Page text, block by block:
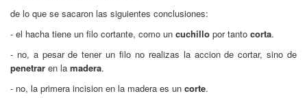
de lo que se sacaron las siguientes conclusiones:
- el hacha tiene un filo cortante, como un cuchillo por tanto corta.
- no, a pesar de tener un filo no realizas la accion de cortar, sino de
penetrar en la madera.
- no, la primera incision en la madera es un corte.